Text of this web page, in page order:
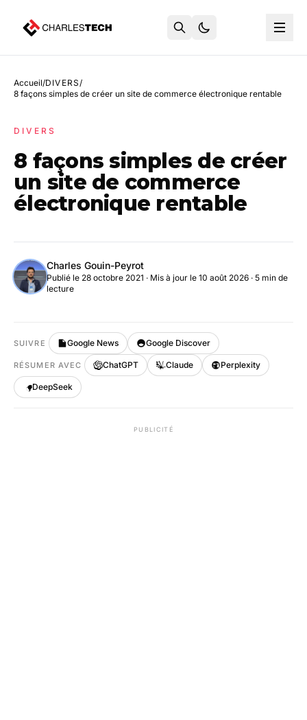
Accueil/DIVERS/
8 façons simples de créer un site de commerce électronique rentable
DIVERS
8 façons simples de créer
un site de commerce
électronique rentable
Charles Gouin-Peyrot
Publié le 28 octobre 2021 · Mis à jour le 10 août 2026 · 5 min de
lecture
SUIVRE Google News Google Discover
RÉSUMER AVEC ChatGPT Claude Perplexity
DeepSeek
PUBLICITÉ